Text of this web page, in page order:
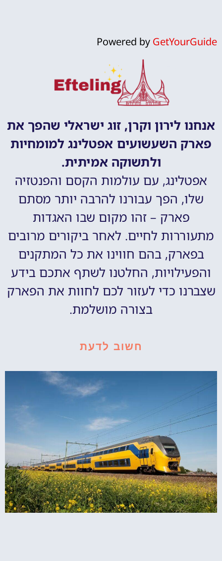
Powered by GetYourGuide
אנחנו לירון וקרן, זוג ישראלי שהפך את
פארק השעשועים אפטלינג למומחיות
ולתשוקה אמיתית.
אפטלינג, עם עולמות הקסם והפנטזיה
שלו, הפך עבורנו להרבה יותר מסתם
פארק – זהו מקום שבו האגדות
מתעוררות לחיים. לאחר ביקורים מרובים
בפארק, בהם חווינו את כל המתקנים
והפעילויות, החלטנו לשתף אתכם בידע
שצברנו כדי לעזור לכם לחוות את הפארק
בצורה מושלמת.
חשוב לדעת